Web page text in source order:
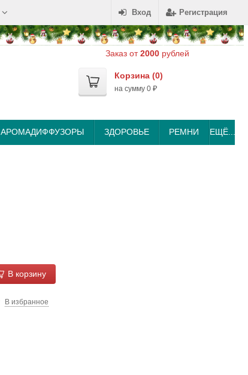
Вход Регистрация
Заказ от2000 рублей
Корзина (0)
на сумму 0 ₽
АРОМАДИФФУЗОРЫ ЗДОРОВЬЕ РЕМНИ ЕЩЁ...
В корзину
В избранное